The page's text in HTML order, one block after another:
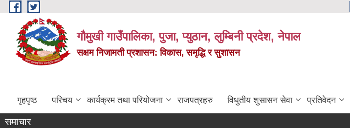
Skip to main content
गौमुखी गाउँपालिका, पुजा, प्युठान, लुम्बिनी प्रदेश, नेपाल
सक्षम निजामती प्रशासन: विकास, समृद्धि र सुशासन
गृहपृष्ठ परिचय कार्यक्रम तथा परियोजना राजपत्रहरु विधुतीय शुसासन सेवा प्रतिवेदन
समाचार